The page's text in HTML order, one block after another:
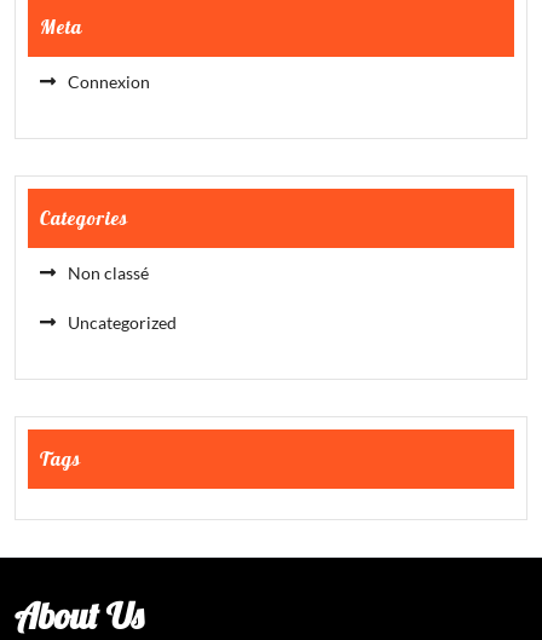
Meta
Connexion
Categories
Non classé
Uncategorized
Tags
About Us